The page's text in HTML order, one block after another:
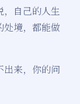
，自己的人生
处境，都能做
出来，你的问